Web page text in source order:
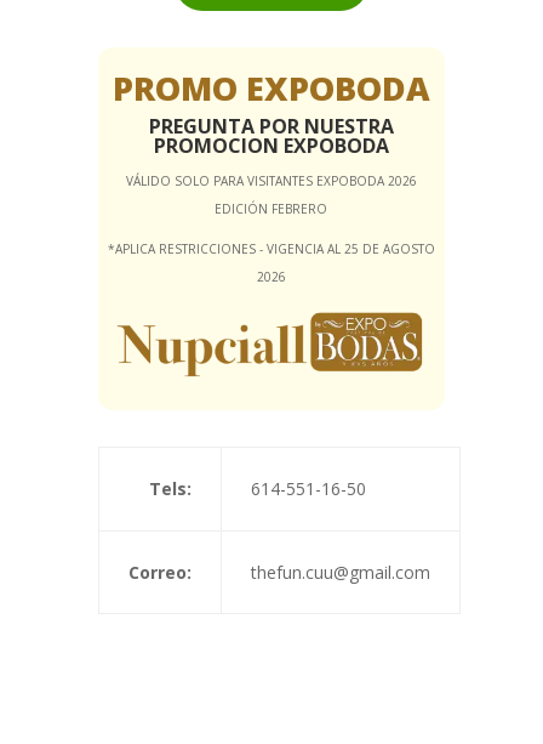
PROMO EXPOBODA
PREGUNTA POR NUESTRA
PROMOCION EXPOBODA
VÁLIDO SOLO PARA VISITANTES EXPOBODA 2026
EDICIÓN FEBRERO
*APLICA RESTRICCIONES - VIGENCIA AL 25 DE AGOSTO
2026
Tels: 614-551-16-50
Correo: thefun.cuu@gmail.com